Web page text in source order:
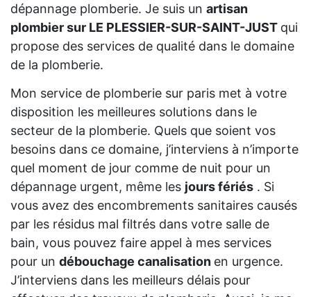
dépannage plomberie. Je suis un artisan
plombier sur LE PLESSIER-SUR-SAINT-JUST qui
propose des services de qualité dans le domaine
de la plomberie.
Mon service de plomberie sur paris met à votre
disposition les meilleures solutions dans le
secteur de la plomberie. Quels que soient vos
besoins dans ce domaine, j’interviens à n’importe
quel moment de jour comme de nuit pour un
dépannage urgent, même les jours fériés . Si
vous avez des encombrements sanitaires causés
par les résidus mal filtrés dans votre salle de
bain, vous pouvez faire appel à mes services
pour un débouchage canalisation en urgence.
J’interviens dans les meilleurs délais pour